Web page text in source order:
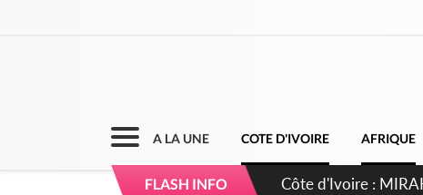
A LA UNE COTE D'IVOIRE AFRIQUE
FLASH INFO Côte d'Ivoire :